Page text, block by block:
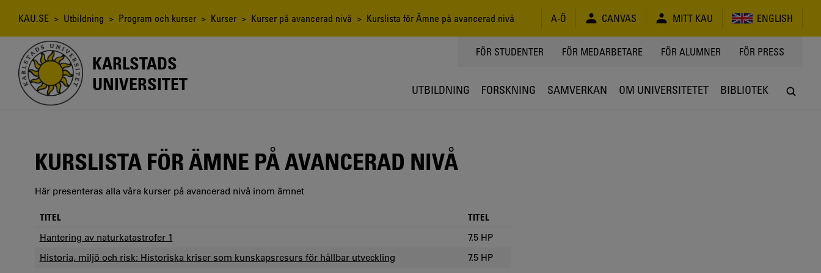
Länkstig
KAU.SE > Utbildning > Program och kurser > Kurser > Kurser på avancerad nivå > Kurslista för Ämne på avancerad nivå A-Ö CANVAS MITT KAU ENGLISH
KARLSTADS
UNIVERSITET
TOPPMENY
FÖR STUDENTER FÖR MEDARBETARE FÖR ALUMNER FÖR PRESS
UTBILDNING FORSKNING SAMVERKAN OM UNIVERSITETET BIBLIOTEK
KURSLISTA FÖR ÄMNE PÅ AVANCERAD NIVÅ
Här presenteras alla våra kurser på avancerad nivå inom ämnet
TITEL TITEL
Hantering av naturkatastrofer 1
7.5 HP
Historia, miljö och risk: Historiska kriser som kunskapsresurs för hållbar utveckling
7.5 HP